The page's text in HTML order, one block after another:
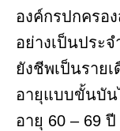
องค์กรปกครอ
อย่างเป็นประจ
ยังชีพเป็นราย
อายุแบบขั้นบัน
อายุ 60 – 69